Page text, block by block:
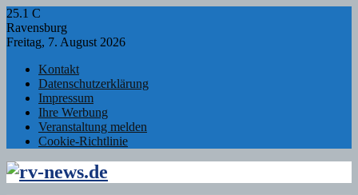
25.1 C
Ravensburg
Freitag, 7. August 2026
Kontakt
Datenschutzerklärung
Impressum
Ihre Werbung
Veranstaltung melden
Cookie-Richtlinie
Facebook
Twitter
Instagram
Email
Rss